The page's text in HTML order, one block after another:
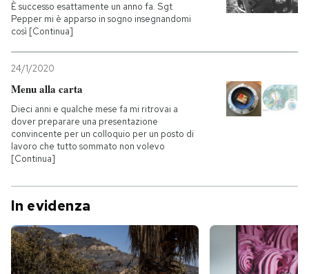
È successo esattamente un anno fa. Sgt
Pepper mi è apparso in sogno insegnandomi
così [Continua]
24/1/2020
Menu alla carta
Dieci anni e qualche mese fa mi ritrovai a
dover preparare una presentazione
convincente per un colloquio per un posto di
lavoro che tutto sommato non volevo
[Continua]
In evidenza